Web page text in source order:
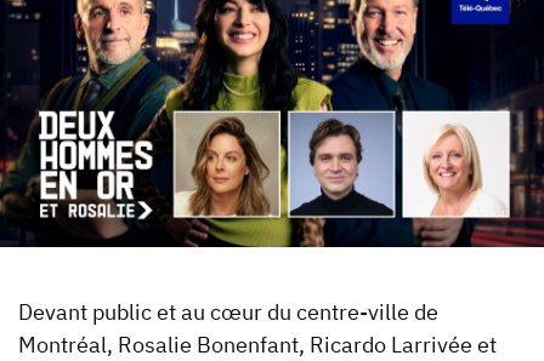
Devant public et au cœur du centre-ville de
Montréal, Rosalie Bonenfant, Ricardo Larrivée et